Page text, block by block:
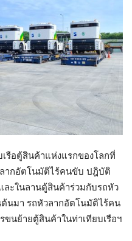
รือตู้สินค้าแห่งแรกของโลกที่
ากอัตโนมัติไร้คนขับ ปฎิบัติ
ละในลานตู้สินค้าร่วมกับรถหัว
นมา รถหัวลากอัตโนมัติไร้คน
นย้ายตู้สินค้าในท่าเทียบเรือฯ